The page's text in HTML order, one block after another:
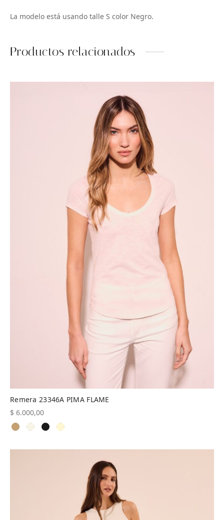
La modelo está usando talle S color Negro.
Productos relacionados
Remera 23346A PIMA FLAME
$ 6.000,00